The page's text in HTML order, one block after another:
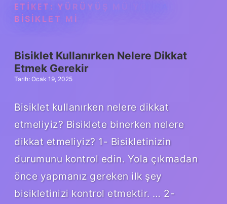
ETIKET: YÜRÜYÜŞ MÜ YOKSA
BISIKLET MI
Bisiklet Kullanırken Nelere Dikkat
Etmek Gerekir
Tarih: Ocak 19, 2025
Bisiklet kullanırken nelere dikkat
etmeliyiz? Bisiklete binerken nelere
dikkat etmeliyiz? 1- Bisikletinizin
durumunu kontrol edin. Yola çıkmadan
önce yapmanız gereken ilk şey
bisikletinizi kontrol etmektir. … 2-